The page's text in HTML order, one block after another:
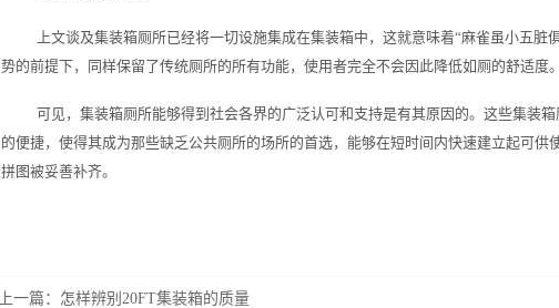
上文谈及集装箱厕所已经将一切设施集成在集装箱中，这就意味着“麻雀虽小五
势的前提下，同样保留了传统厕所的所有功能，使用者完全不会因此降低如厕的舒适度。
可见，集装箱厕所能够得到社会各界的广泛认可和支持是有其原因的。这些集装
的便捷，使得其成为那些缺乏公共厕所的场所的首选，能够在短时间内快速建立起可
拼图被妥善补齐。
上一篇： 怎样辨别20FT集装箱的质量